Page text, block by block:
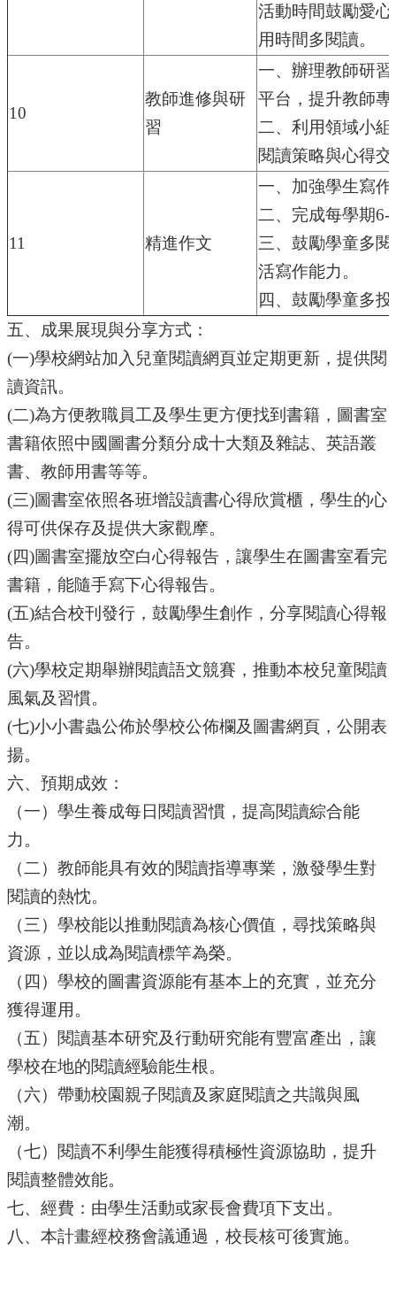
活動時間鼓勵愛
用時間多閱讀。
10
教師進修與研
習
一、辦理教師研
平台，提升教師
二、利用領域小
閱讀策略與心得
11 精進作文
一、加強學生寫
二、完成每學期6-
三、鼓勵學童多
活寫作能力。
四、鼓勵學童多
五、成果展現與分享方式：
(一)學校網站加入兒童閱讀網頁並定期更新，提供閱
讀資訊。
(二)為方便教職員工及學生更方便找到書籍，圖書室
書籍依照中國圖書分類分成十大類及雜誌、英語叢
書、教師用書等等。
(三)圖書室依照各班增設讀書心得欣賞櫃，學生的心
得可供保存及提供大家觀摩。
(四)圖書室擺放空白心得報告，讓學生在圖書室看完
書籍，能隨手寫下心得報告。
(五)結合校刊發行，鼓勵學生創作，分享閱讀心得報
告。
(六)學校定期舉辦閱讀語文競賽，推動本校兒童閱讀
風氣及習慣。
(七)小小書蟲公佈於學校公佈欄及圖書網頁，公開表
揚。
六、預期成效：
（一）學生養成每日閱讀習慣，提高閱讀綜合能
力。
（二）教師能具有效的閱讀指導專業，激發學生對
閱讀的熱忱。
（三）學校能以推動閱讀為核心價值，尋找策略與
資源，並以成為閱讀標竿為榮。
（四）學校的圖書資源能有基本上的充實，並充分
獲得運用。
（五）閱讀基本研究及行動研究能有豐富產出，讓
學校在地的閱讀經驗能生根。
（六）帶動校園親子閱讀及家庭閱讀之共識與風
潮。
（七）閱讀不利學生能獲得積極性資源協助，提升
閱讀整體效能。
七、經費：由學生活動或家長會費項下支出。
八、本計畫經校務會議通過，校長核可後實施。